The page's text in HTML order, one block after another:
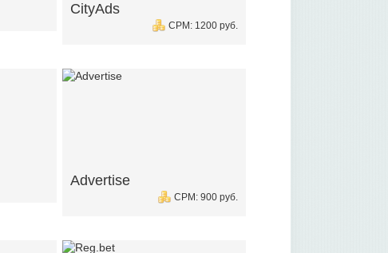
CityAds
CPM: 1200 руб.
Advertise
CPM: 900 руб.